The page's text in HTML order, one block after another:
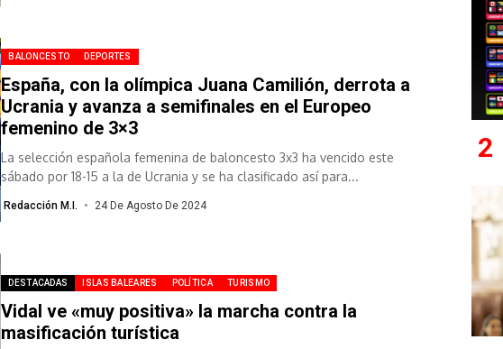
BALONCESTO DEPORTES
España, con la olímpica Juana Camilión, derrota a
Ucrania y avanza a semifinales en el Europeo
femenino de 3×3
La selección española femenina de baloncesto 3x3 ha vencido este
sábado por 18-15 a la de Ucrania y se ha clasificado así para...
Redacción M.I. 24 De Agosto De 2024
DESTACADAS ISLAS BALEARES POLÍTICA TURISMO
Vidal ve «muy positiva» la marcha contra la
masificación turística